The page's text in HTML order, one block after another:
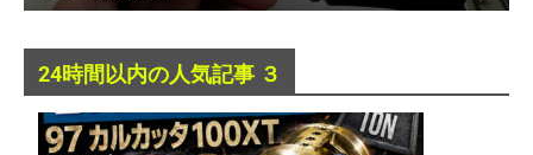
24時間以内の人気記事 ３